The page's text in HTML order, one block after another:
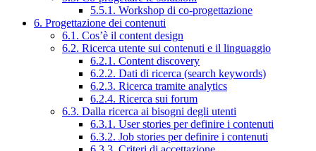
5.5.1. Workshop di co-progettazione
6. Progettazione dei contenuti
6.1. Cos’è il content design
6.2. Ricerca utente sui contenuti e il linguaggio
6.2.1. Content discovery
6.2.2. Dati di ricerca (search keywords)
6.2.3. Ricerca tramite analytics
6.2.4. Ricerca sui forum
6.3. Dalla ricerca ai bisogni degli utenti
6.3.1. User stories per definire i contenuti
6.3.2. Job stories per definire i contenuti